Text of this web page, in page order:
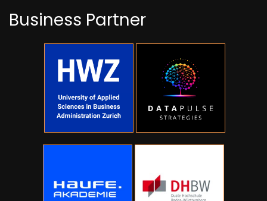
Business Partner